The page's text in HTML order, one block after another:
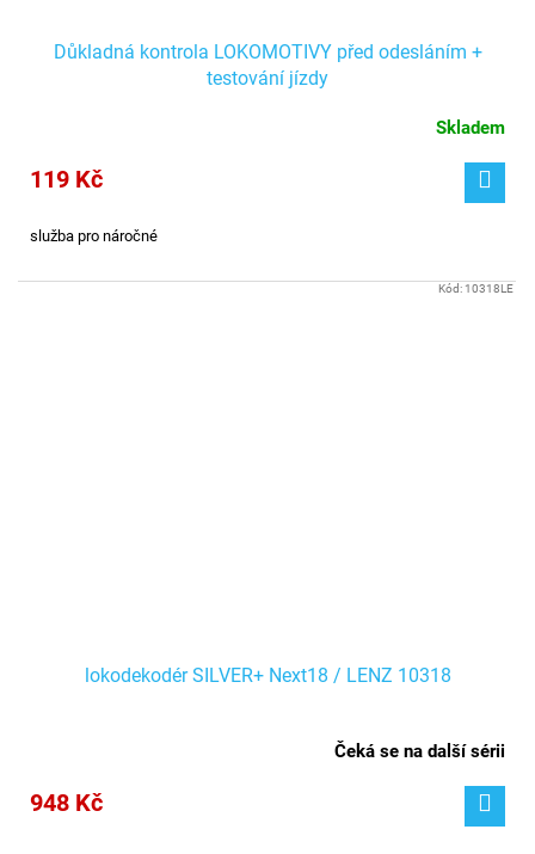
Důkladná kontrola LOKOMOTIVY před odesláním +
testování jízdy
Skladem
119 Kč
služba pro náročné
lokodekodér SILVER+ Next18 / LENZ 10318
Čeká se na další sérii
948 Kč
Kód: 10318LE